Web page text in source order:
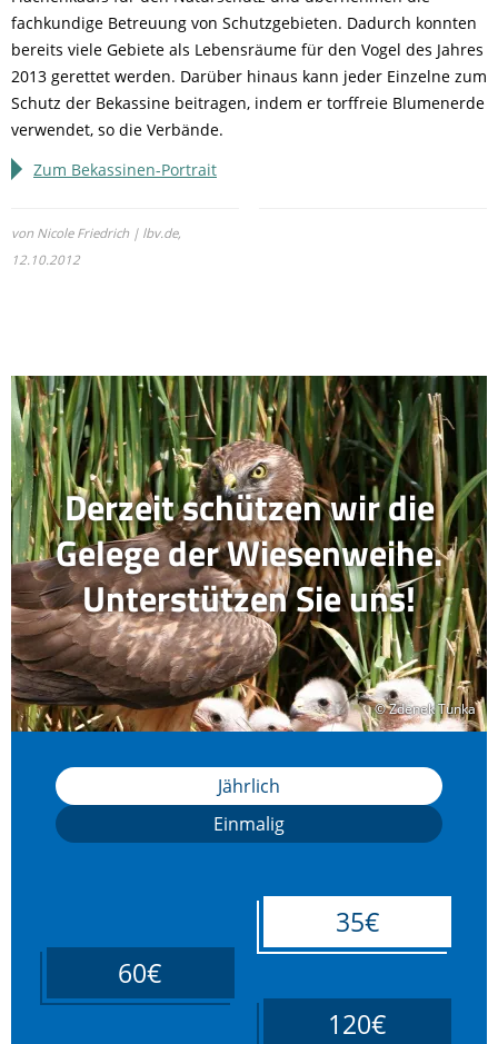
fachkundige Betreuung von Schutzgebieten. Dadurch konnten
bereits viele Gebiete als Lebensräume für den Vogel des Jahres
2013 gerettet werden. Darüber hinaus kann jeder Einzelne zum
Schutz der Bekassine beitragen, indem er torffreie Blumenerde
verwendet, so die Verbände.
Zum Bekassinen-Portrait
von Nicole Friedrich | lbv.de,
12.10.2012
© Zdenek Tunka
© Zdenek Tunka
Derzeit schützen wir die
Gelege der Wiesenweihe.
Unterstützen Sie uns!
Jährlich
Einmalig
35€
60€
120€